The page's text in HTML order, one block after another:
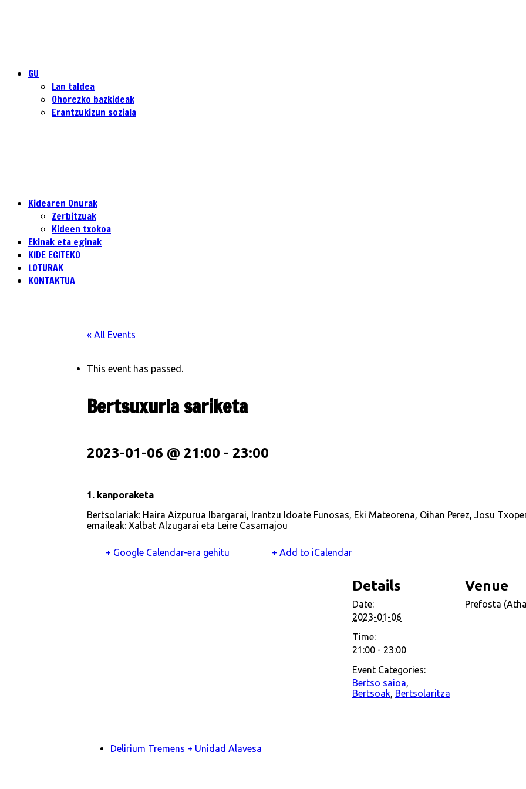
GU
Lan taldea
Ohorezko bazkideak
Erantzukizun soziala
Kidearen Onurak
Zerbitzuak
Kideen txokoa
Ekinak eta eginak
KIDE EGITEKO
LOTURAK
KONTAKTUA
« All Events
This event has passed.
Bertsuxurla sariketa
2023-01-06 @ 21:00 - 23:00
1. kanporaketa
Bertsolariak: Haira Aizpurua Ibargarai, Irantzu Idoate Funosas, Eki Mateorena, Oihan Perez, Josu
emaileak: Xalbat Alzugarai eta Leire Casamajou
+ Google Calendar-era gehitu + Add to iCalendar
Details
Date:
2023-01-06
Time:
21:00 - 23:00
Event Categories:
Bertso saioa,
Bertsoak, Bertsolaritza
Venue
Prefosta
Delirium Tremens + Unidad Alavesa